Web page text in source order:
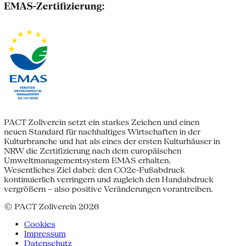
EMAS-Zertifizierung:
PACT Zollverein setzt ein starkes Zeichen und einen
neuen Standard für nachhaltiges Wirtschaften in der
Kulturbranche und hat als eines der ersten Kulturhäuser in
NRW die Zertifizierung nach dem europäischen
Umweltmanagementsystem EMAS erhalten.
Wesentliches Ziel dabei: den CO2e-Fußabdruck
kontinuierlich verringern und zugleich den Handabdruck
vergrößern – also positive Veränderungen vorantreiben.
© PACT Zollverein 2026
Cookies
Impressum
Datenschutz